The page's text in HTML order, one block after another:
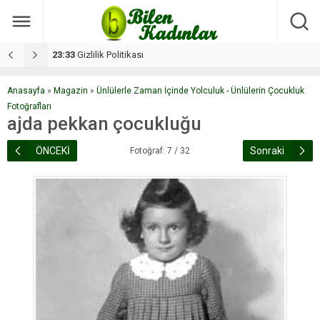
17:08 Dilan, düğününe 5 gün kala hayatını kaybetti
Anasayfa » Magazin » Ünlülerle Zaman İçinde Yolculuk - Ünlülerin Çocukluk
Fotoğrafları
ajda pekkan çocukluğu
ÖNCEKİ Fotoğraf: 7 / 32 Sonraki